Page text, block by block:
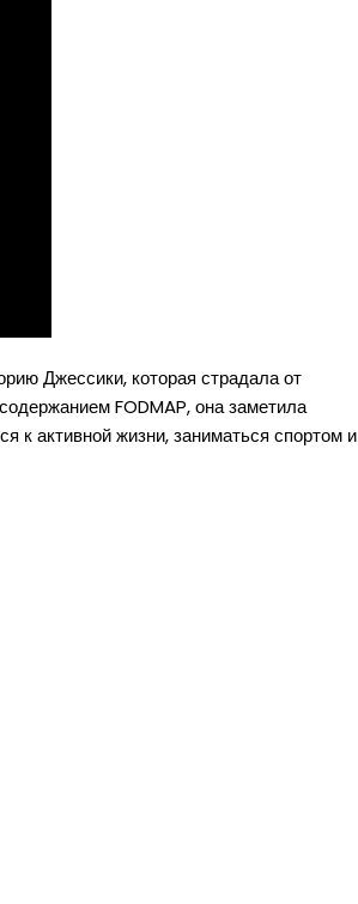
Джессики, которая страдала от
FODMAP, она заметила
к активной жизни, заниматься спортом и